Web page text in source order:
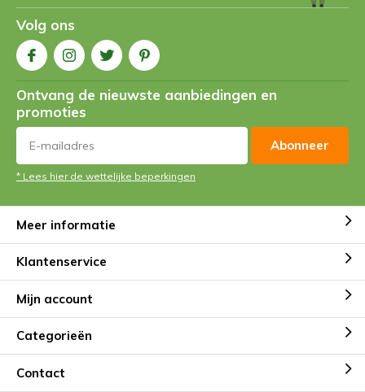
Volg ons
Ontvang de nieuwste aanbiedingen en
promoties
Abonneer
* Lees hier de wettelijke beperkingen
Meer informatie
Klantenservice
Mijn account
Categorieën
Contact